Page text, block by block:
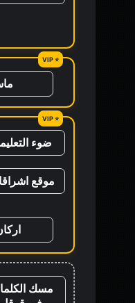
ضوء
موقع
مسك